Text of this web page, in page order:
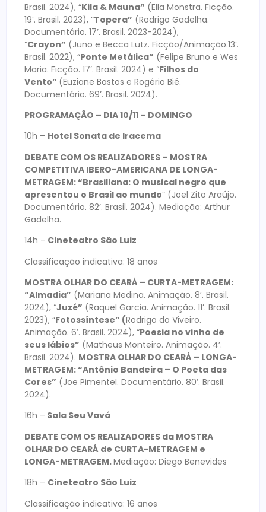
Brasil. 2024), “Kila & Mauna” (Ella Monstra. Ficção.
19’. Brasil. 2023), “Topera” (Rodrigo Gadelha.
Documentário. 17’. Brasil. 2023-2024),
“Crayon” (Juno e Becca Lutz. Ficção/Animação.13’.
Brasil. 2022), “Ponte Metálica” (Felipe Bruno e Wes
Maria. Ficção. 17’. Brasil. 2024) e “Filhos do
Vento” (Euziane Bastos e Rogério Bié.
Documentário. 69’. Brasil. 2024).
PROGRAMAÇÃO – DIA 10/11 – DOMINGO
10h – Hotel Sonata de Iracema
DEBATE COM OS REALIZADORES – MOSTRA
COMPETITIVA IBERO-AMERICANA DE LONGA-
METRAGEM: “Brasiliana: O musical negro que
apresentou o Brasil ao mundo” (Joel Zito Araújo.
Documentário. 82’. Brasil. 2024). Mediação: Arthur
Gadelha.
14h – Cineteatro São Luiz
Classificação indicativa: 18 anos
MOSTRA OLHAR DO CEARÁ – CURTA-METRAGEM:
“Almadia” (Mariana Medina. Animação. 8’. Brasil.
2024), “Juzé” (Raquel Garcia. Animação. 11’. Brasil.
2023), “Fotossíntese” (Rodrigo do Viveiro.
Animação. 6’. Brasil. 2024), “Poesia no vinho de
seus lábios” (Matheus Monteiro. Animação. 4’.
Brasil. 2024). MOSTRA OLHAR DO CEARÁ – LONGA-
METRAGEM: “Antônio Bandeira – O Poeta das
Cores” (Joe Pimentel. Documentário. 80’. Brasil.
2024).
16h – Sala Seu Vavá
DEBATE COM OS REALIZADORES da MOSTRA
OLHAR DO CEARÁ de CURTA-METRAGEM e
LONGA-METRAGEM.Mediação: Diego Benevides
18h – Cineteatro São Luiz
Classificação indicativa: 16 anos